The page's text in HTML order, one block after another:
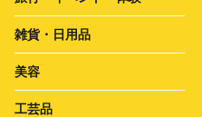
雑貨・日用品
美容
工芸品